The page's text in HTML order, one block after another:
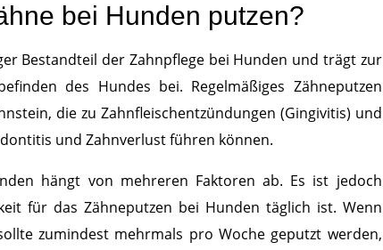
bei Hunden putzen?
Bestandteil der Zahnpflege bei Hunden und trägt zur
des Hundes bei. Regelmäßiges Zähneputzen
die zu Zahnfleischentzündungen (Gingivitis) und
und Zahnverlust führen können.
hängt von mehreren Faktoren ab. Es ist jedoch
für das Zähneputzen bei Hunden täglich ist. Wenn
zumindest mehrmals pro Woche geputzt werden,